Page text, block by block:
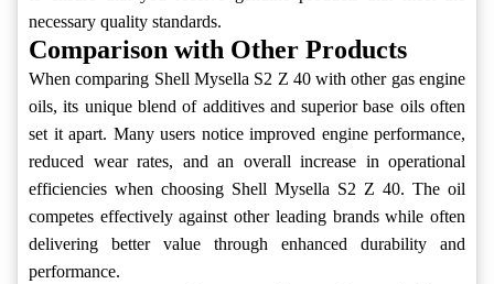
necessary quality standards.
Comparison with Other Products
When comparing Shell Mysella S2 Z 40 with other gas engine
oils, its unique blend of additives and superior base oils often
set it apart. Many users notice improved engine performance,
reduced wear rates, and an overall increase in operational
efficiencies when choosing Shell Mysella S2 Z 40. The oil
competes effectively against other leading brands while often
delivering better value through enhanced durability and
performance.